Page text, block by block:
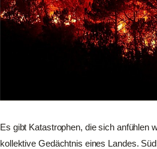
Es gibt Katastrophen, die sich anfühlen
kollektive Gedächtnis eines Landes.